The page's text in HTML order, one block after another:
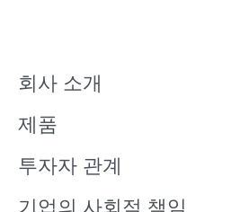
회사 소개
제품
투자자 관계
기업의 사회적 책임